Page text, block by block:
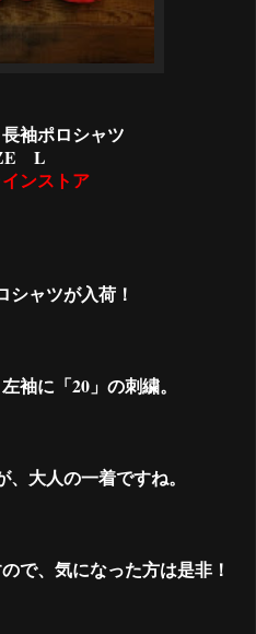
袖ポロシャツ
L
ンストア
シャツが入荷！
袖に「20」の刺繍。
大人の一着ですね。
で、気になった方は是非！